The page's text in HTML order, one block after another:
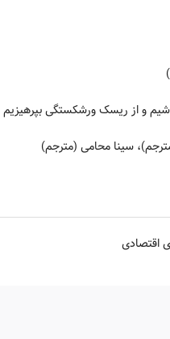
و از ریسک ورشکستگی بپرهیزیم
سینا محامی (مترجم)
اقتصادی